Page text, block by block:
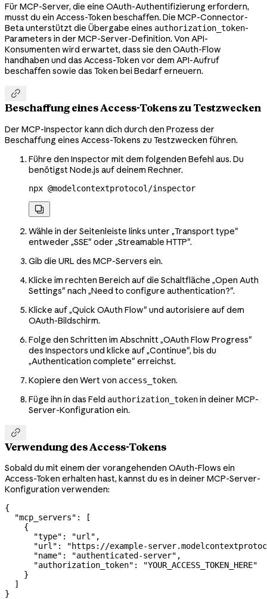
Für MCP-Server, die eine OAuth-Authentifizierung erfordern,
musst du ein Access-Token beschaffen. Die MCP-Connector-
Beta unterstützt die Übergabe eines authorization_token-
Parameters in der MCP-Server-Definition. Von API-
Konsumenten wird erwartet, dass sie den OAuth-Flow
handhaben und das Access-Token vor dem API-Aufruf
beschaffen sowie das Token bei Bedarf erneuern.

Beschaffung eines Access-Tokens zu Testzwecken
Der MCP-Inspector kann dich durch den Prozess der
Beschaffung eines Access-Tokens zu Testzwecken führen.
Führe den Inspector mit dem folgenden Befehl aus. Du
benötigst Node.js auf deinem Rechner.
npx @modelcontextprotocol/inspector

Wähle in der Seitenleiste links unter „Transport type"
entweder „SSE" oder „Streamable HTTP".
Gib die URL des MCP-Servers ein.
Klicke im rechten Bereich auf die Schaltfläche „Open Auth
Settings" nach „Need to configure authentication?".
Klicke auf „Quick OAuth Flow" und autorisiere auf dem
OAuth-Bildschirm.
Folge den Schritten im Abschnitt „OAuth Flow Progress"
des Inspectors und klicke auf „Continue", bis du
„Authentication complete" erreichst.
Kopiere den Wert von access_token.
Füge ihn in das Feld authorization_tokenin deiner MCP-
Server-Konfiguration ein.

Verwendung des Access-Tokens
Sobald du mit einem der vorangehenden OAuth-Flows ein
Access-Token erhalten hast, kannst du es in deiner MCP-Server-
Konfiguration verwenden:
{
  "mcp_servers"
: [
    {
      "type"
: "url" ,
      "url"
:
"https://example-
      "name"
: "authenticated-server" ,
      "authorization_token"
:
"YOUR_ACCESS_TOKEN_HERE"
    }
  ]
}